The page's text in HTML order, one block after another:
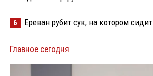
6 Ереван рубит сук, на котором сидит
Главное сегодня